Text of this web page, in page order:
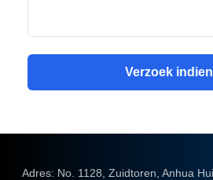
Verzoek
Adres: No. 1128, Zuidtoren, Anhua